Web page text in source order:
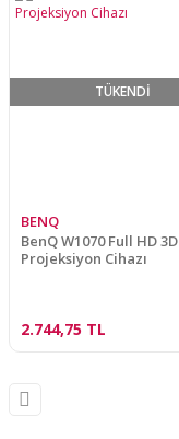
TÜKENDİ
BENQ
BenQ W1070 Full HD 3D
Projeksiyon Cihazı
2.744,75 TL